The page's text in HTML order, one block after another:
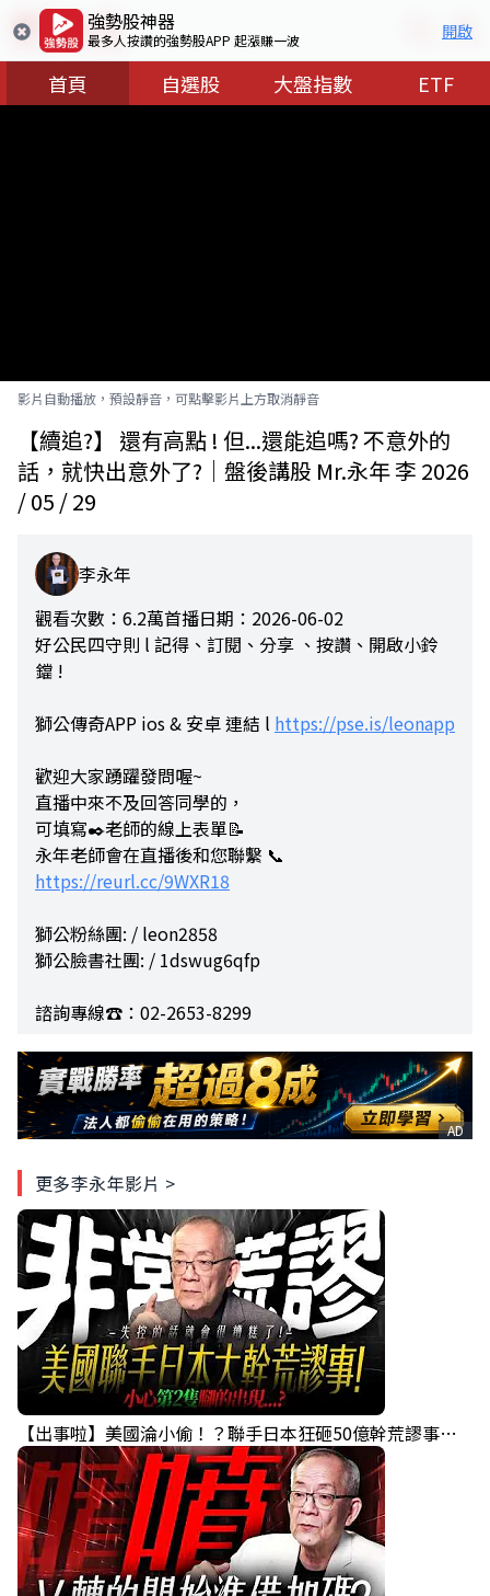
強勢股神器
最多人按讚的強勢股APP 起漲賺一波 開啟
首頁 自選股 大盤指數 ETF
影片自動播放，預設靜音，可點擊影片上方取消靜音
【續追?】 還有高點 ! 但...還能追嗎? 不意外的
話，就快出意外了?｜盤後講股 Mr.永年 李 2026
/ 05 / 29
李永年
觀看次數：6.2萬首播日期：2026-06-02
好公民四守則 l 記得、訂閱、分享 、按讚、開啟小鈴
鐺 !
獅公傳奇APP ios & 安卓 連結 l https://pse.is/leonapp
歡迎大家踴躍發問喔~
直播中來不及回答同學的，
可填寫✒️老師的線上表單📝
永年老師會在直播後和您聯繫 📞
https://reurl.cc/9WXR18
獅公粉絲團: / leon2858
獅公臉書社團: / 1dswug6qfp
諮詢專線☎️：02-2653-8299
AD
更多李永年影片 >
【出事啦】美國淪小偷！？聯手日本狂砸50億幹荒謬事！美元急殺黃金噴發，外資準備血洗台股！？｜ Mr.永年 李｜ 盤後講股 Mr.永年 李 2026 / 08 / 06